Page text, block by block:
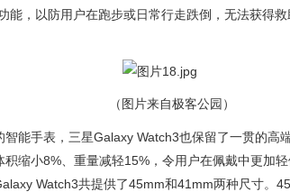
能，以防用户在跑步或日常行走跌倒，无法获得
（图片来自极客公园）
智能手表，三星Galaxy Watch3也保留了一贯的高
缩小8%、重量减轻15%，令用户在佩戴中更加
Watch3共提供了45mm和41mm两种尺寸。